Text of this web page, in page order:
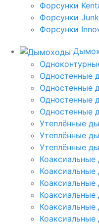
Форсунки
Форсунки
Форсунки
Одностенные
Одностенные
Одностенные
Одностенные
Утеплённые
Утеплённые
Утеплённые